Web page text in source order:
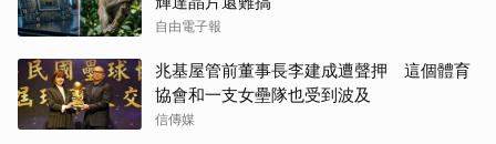
自由電子報
兆基屋管前董事長李建成遭聲押 這個體育
協會和一支女壘隊也受到波及
信傳媒